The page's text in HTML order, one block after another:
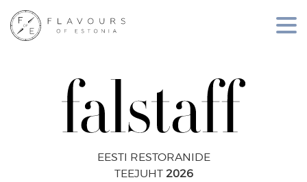
EESTI RESTORANIDE
TEEJUHT 2026